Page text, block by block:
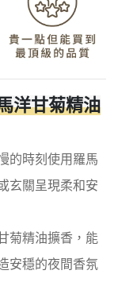
洋甘菊精油
的時刻使用羅馬
玄關呈現柔和安
菊精油擴香，能
安穩的夜間香氛